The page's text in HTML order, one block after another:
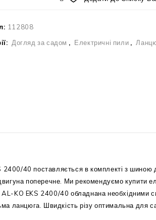
112808
Догляд за садом , Електричні пили ,
2400/40 поставляється в комплекті з
поперечне. Ми рекомендуємо купити
AL-KO EKS 2400/40 обладнана необхідними
ланцюга. Швидкість різу оптимальна для